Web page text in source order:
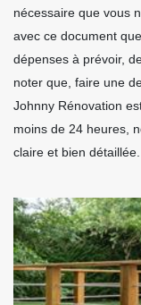
nécessaire que vous
avec ce document
dépenses à prévoir,
noter que, faire une
Johnny Rénovation
moins de 24 heures,
claire et bien détaillée.